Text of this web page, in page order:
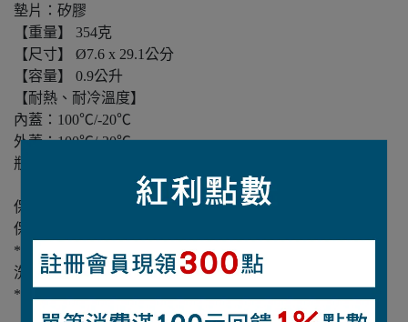
墊片：矽膠
【重量】 354克
【尺寸】 Ø7.6 x 29.1公分
【容量】 0.9公升
【耐熱、耐冷溫度】
內蓋：100℃/-20℃
外蓋：100℃/-20℃
瓶身：150℃/-40℃
【保溫、保冷效果（室溫20±2℃ ） 】
保溫性：起始溫度95℃6小時後81℃以上
保冷姓：起始溫度4℃6小時後7℃以下
*僅杯子和墊片可洗碗機清洗。內蓋和瓶體不適用洗碗機清
洗。
*不可用於微波爐。